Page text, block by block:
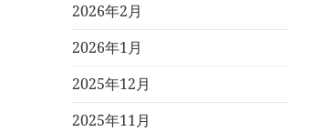
2026年2月
2026年1月
2025年12月
2025年11月